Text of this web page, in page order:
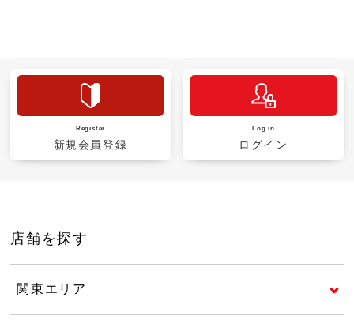
Register
新規会員登録
Log in
ログイン
店舗を探す
関東エリア